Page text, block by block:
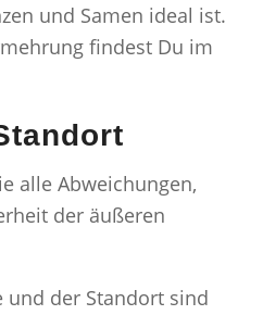
und Samen ideal ist.
findest Du im
alle Abweichungen,
der äußeren
und der Standort sind